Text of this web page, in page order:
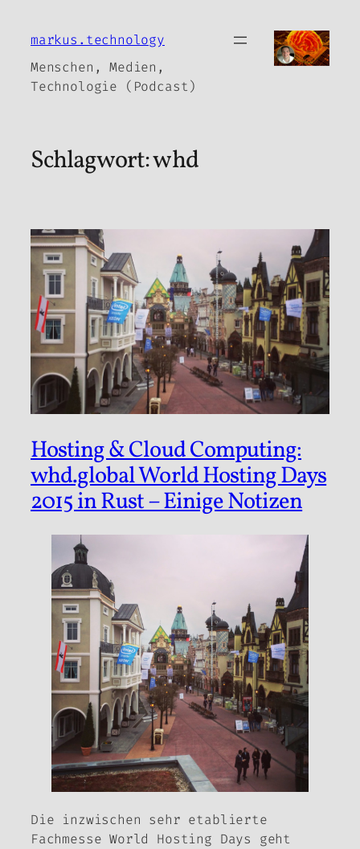
Inhalt
markus.technology
Menschen, Medien,
Technologie (Podcast)
Schlagwort:whd
Hosting & Cloud Computing:
whd.global World Hosting Days
2015 in Rust – Einige Notizen
Die inzwischen sehr etablierte
Fachmesse World Hosting Days geht